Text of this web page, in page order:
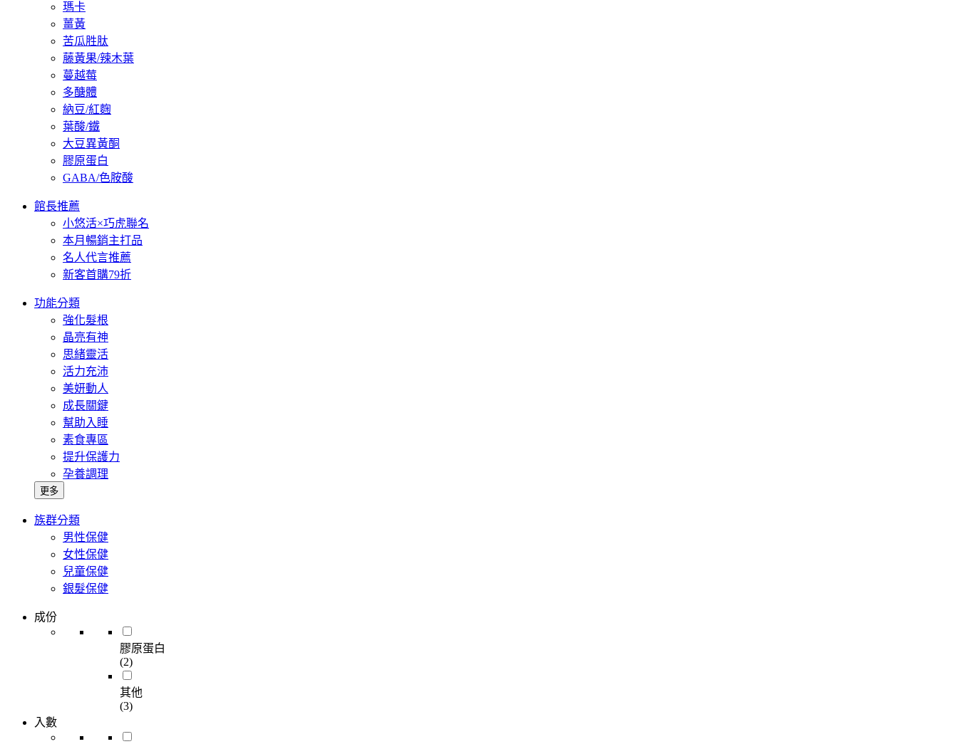
瑪卡
薑黃
苦瓜胜肽
藤黃果/辣木葉
蔓越莓
多醣體
納豆/紅麴
葉酸/鐵
大豆異黃酮
膠原蛋白
GABA/色胺酸
館長推薦
小悠活×巧虎聯名
本月暢銷主打品
名人代言推薦
新客首購79折
功能分類
強化髮根
晶亮有神
思緒靈活
活力充沛
美妍動人
成長關鍵
幫助入睡
素食專區
提升保護力
孕養調理
更多
族群分類
男性保健
女性保健
兒童保健
銀髮保健
成份
膠原蛋白
(2)
其他
(3)
入數